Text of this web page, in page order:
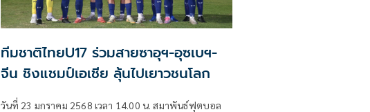
ทีมชาติไทยU17 ร่วมสายซาอุฯ-อุซเบฯ-
จีน ชิงแชมป์เอเชีย ลุ้นไปเยาวชนโลก
วันที่ 23 มกราคม 2568 เวลา 14.00 น. สมาพันธ์ฟุตบอล